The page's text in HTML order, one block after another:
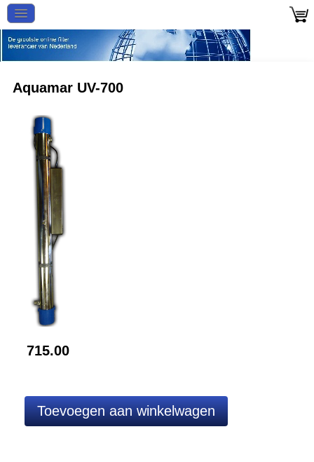
Aquamar UV-700
715.00